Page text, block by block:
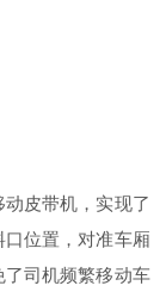
皮带机，实现了
位置，对准车厢
司机频繁移动车